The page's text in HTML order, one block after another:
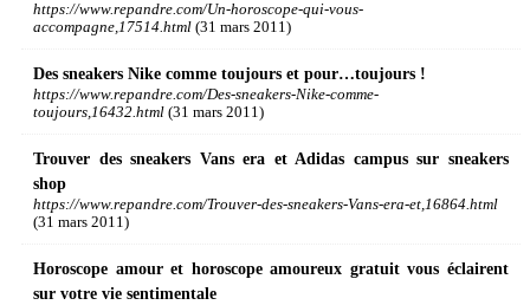
https://www.repandre.com/Un-horoscope-qui-vous-
accompagne,17514.html (31 mars 2011)
Des sneakers Nike comme toujours et pour…toujours !
https://www.repandre.com/Des-sneakers-Nike-comme-
toujours,16432.html (31 mars 2011)
Trouver des sneakers Vans era et Adidas campus sur sneakers
shop
https://www.repandre.com/Trouver-des-sneakers-Vans-era-et,16864.html
(31 mars 2011)
Horoscope amour et horoscope amoureux gratuit vous éclairent
sur votre vie sentimentale